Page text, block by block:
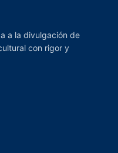
a la divulgación de
con rigor y